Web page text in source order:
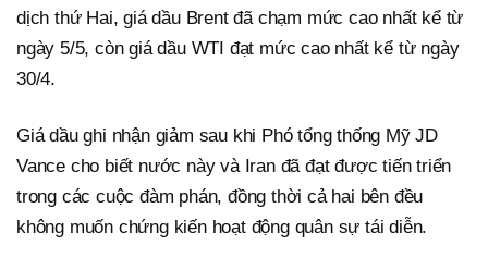
dịch thứ Hai, giá dầu Brent đã chạm mức cao nhất kể từ
ngày 5/5, còn giá dầu WTI đạt mức cao nhất kể từ ngày
30/4.
Giá dầu ghi nhận giảm sau khi Phó tổng thống Mỹ JD
Vance cho biết nước này và Iran đã đạt được tiến triển
trong các cuộc đàm phán, đồng thời cả hai bên đều
không muốn chứng kiến hoạt động quân sự tái diễn.